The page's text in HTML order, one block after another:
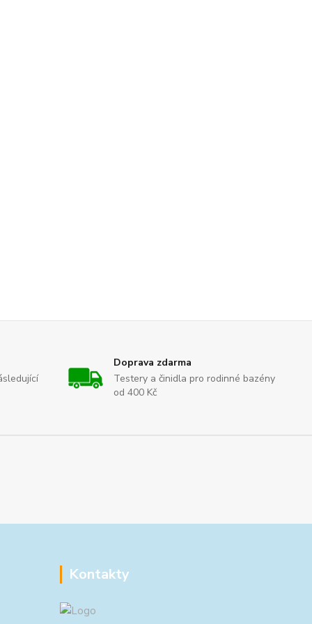
Doprava zdarma
Testery a činidla pro rodinné bazény
od 400 Kč
Kontakty